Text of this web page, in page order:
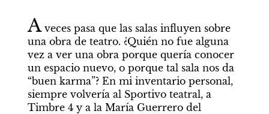
A veces pasa que las salas influyen sobre
una obra de teatro. ¿Quién no fue alguna
vez a ver una obra porque quería conocer
un espacio nuevo, o porque tal sala nos da
“buen karma”? En mi inventario personal,
siempre volvería al Sportivo teatral, a
Timbre 4 y a la María Guerrero del